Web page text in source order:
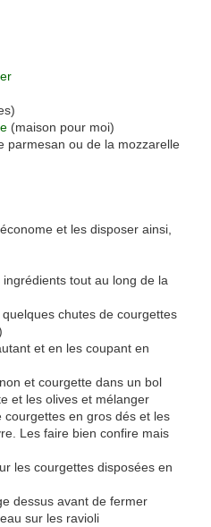
(maison pour moi)
parmesan ou de la mozzarelle
et les disposer ainsi,
tout au long de la
chutes de courgettes
et en les coupant en
et courgette dans un bol
et les olives et mélanger
courgettes en gros dés et les
Les faire bien confire mais
les courgettes disposées en
dessus avant de fermer
sur les ravioli